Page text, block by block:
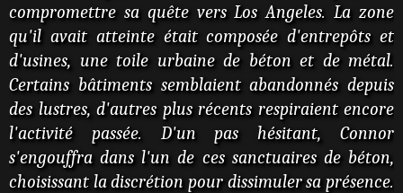
compromettre sa quête vers Los Angeles. La zone
qu'il avait atteinte était composée d'entrepôts et
d'usines, une toile urbaine de béton et de métal.
Certains bâtiments semblaient abandonnés depuis
des lustres, d'autres plus récents respiraient encore
l'activité passée. D'un pas hésitant, Connor
s'engouffra dans l'un de ces sanctuaires de béton,
choisissant la discrétion pour dissimuler sa présence.